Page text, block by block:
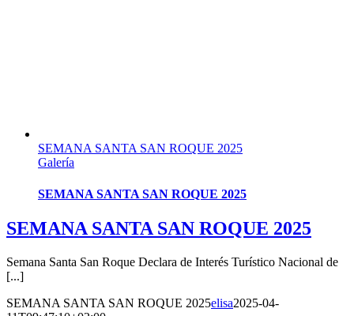
SEMANA SANTA SAN ROQUE 2025
Galería
SEMANA SANTA SAN ROQUE 2025
SEMANA SANTA SAN ROQUE 2025
Semana Santa San Roque Declara de Interés Turístico Nacional de
[...]
SEMANA SANTA SAN ROQUE 2025elisa2025-04-